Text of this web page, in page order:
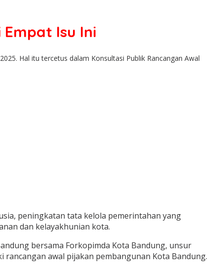
Isu Ini
Hal itu tercetus dalam Konsultasi Publik Rancangan Awal
peningkatan tata kelola pemerintahan yang
dan kelayakhunian kota.
bersama Forkopimda Kota Bandung, unsur
awal pijakan pembangunan Kota Bandung.